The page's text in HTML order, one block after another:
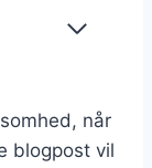
når
blogpost vil